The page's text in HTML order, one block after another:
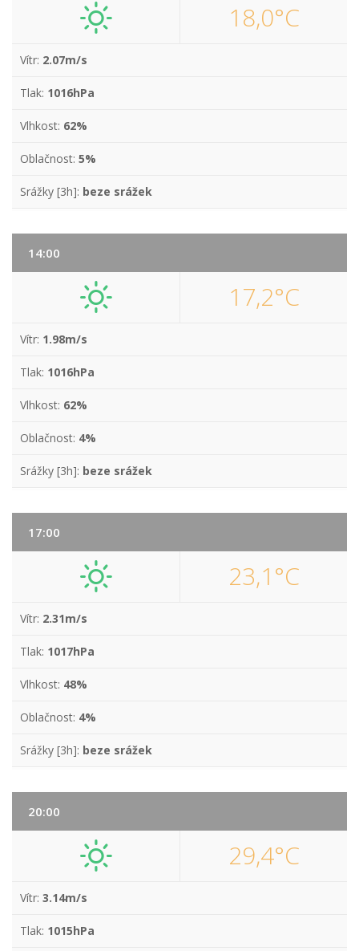
18,0°C
Vítr: 2.07m/s
Tlak: 1016hPa
Vlhkost: 62%
Oblačnost: 5%
Srážky [3h]: beze srážek
14:00
17,2°C
Vítr: 1.98m/s
Tlak: 1016hPa
Vlhkost: 62%
Oblačnost: 4%
Srážky [3h]: beze srážek
17:00
23,1°C
Vítr: 2.31m/s
Tlak: 1017hPa
Vlhkost: 48%
Oblačnost: 4%
Srážky [3h]: beze srážek
20:00
29,4°C
Vítr: 3.14m/s
Tlak: 1015hPa